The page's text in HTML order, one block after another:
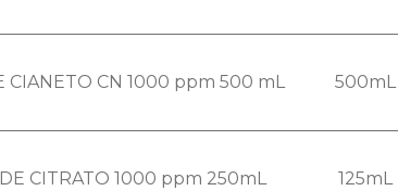
CIANETO CN 1000 ppm 500 mL 500mL
CITRATO 1000 ppm 250mL 125mL